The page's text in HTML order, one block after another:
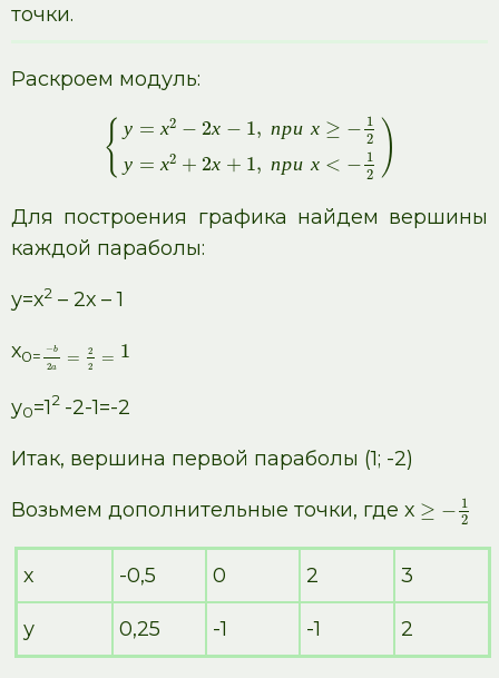
точки.
Раскроем модуль:
{ у = х2 − 2х − 1, при х ≥ − 1
2
у = х2 + 2х + 1, при х < − 1
2
)
Для построения графика найдем вершины
каждой параболы:
у=х2 – 2х – 1
х0= −b
2a
=
2
2
= 1
у0=12 -2-1=-2
Итак, вершина первой параболы (1; -2)
Возьмем дополнительные точки, где х ≥ − 1
2
х -0,5 0 2 3
у 0,25 -1 -1 2